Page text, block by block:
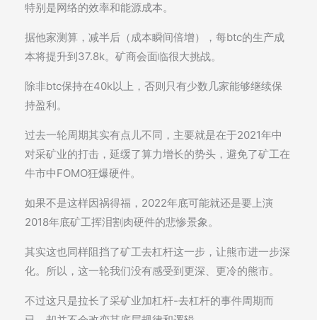
特别是网络的效率和能源成本。
据他家测算，减半后（成本瞬间倍增），每btc的生产成
本将提升到37.8k。矿商会面临很大挑战。
除非btc保持在40k以上，否则只有少数几家能够继续保
持盈利。
过去一轮周期其实有点儿不同，主要就是在于2021年中
对采矿业的打击，延缓了算力增长的势头，避免了矿工在
牛市中FOMO狂爆硬件。
如果不是这样因祸得福，2022年底可能就还是要上演
2018年底矿工挥泪割肉硬件的悲惨景象。
其实这也同样阻挡了矿工去杠杆这一步，让熊市进一步深
化。所以，这一轮我们没有感受到更深、更冷的熊市。
不过这只是拉长了采矿业加杠杆-去杠杆的事件周期而